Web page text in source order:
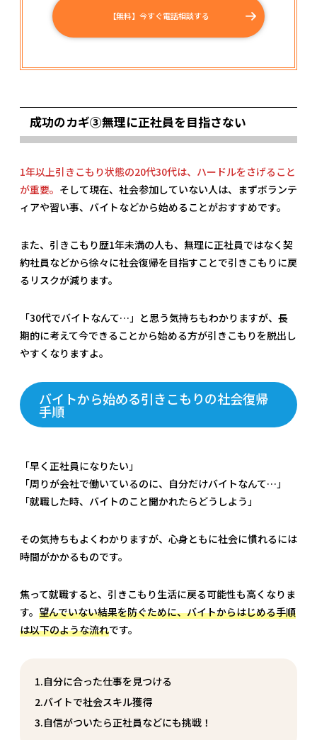
【無料】今すぐ電話相談する
成功のカギ③無理に正社員を目指さない
1年以上引きこもり状態の20代30代は、ハードルをさげること
が重要。 そして現在、社会参加していない人は、まずボランテ
ィアや習い事、バイトなどから始めることがおすすめです。
また、引きこもり歴1年未満の人も、無理に正社員ではなく契
約社員などから徐々に社会復帰を目指すことで引きこもりに戻
るリスクが減ります。
「30代でバイトなんて…」と思う気持ちもわかりますが、長
期的に考えて今できることから始める方が引きこもりを脱出し
やすくなりますよ。
バイトから始める引きこもりの社会復帰
手順
「早く正社員になりたい」
「周りが会社で働いているのに、自分だけバイトなんて…」
「就職した時、バイトのこと聞かれたらどうしよう」
その気持ちもよくわかりますが、心身ともに社会に慣れるには
時間がかかるものです。
焦って就職すると、引きこもり生活に戻る可能性も高くなりま
す。 望んでいない結果を防ぐために、バイトからはじめる手順
は以下のような流れです。
1.自分に合った仕事を見つける
2.バイトで社会スキル獲得
3.自信がついたら正社員などにも挑戦！